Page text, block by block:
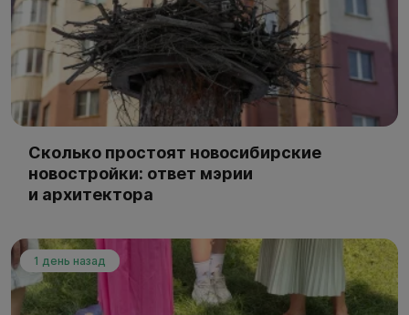
Сколько простоят новосибирские
новостройки: ответ мэрии
и архитектора
1 день назад